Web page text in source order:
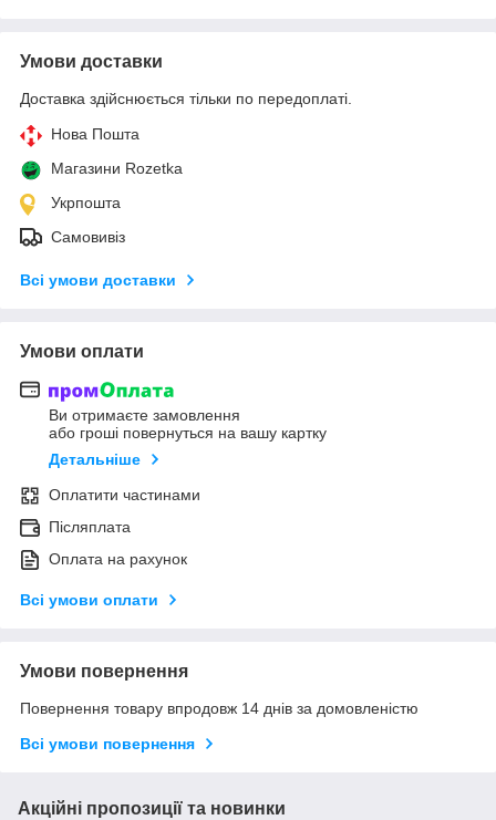
Умови доставки
Доставка здійснюється тільки по передоплаті.
Нова Пошта
Магазини Rozetka
Укрпошта
Самовивіз
Всі умови доставки
Умови оплати
Ви отримаєте замовлення
або гроші повернуться на вашу картку
Детальніше
Оплатити частинами
Післяплата
Оплата на рахунок
Всі умови оплати
Умови повернення
Повернення товару впродовж 14 днів за домовленістю
Всі умови повернення
Акційні пропозиції та новинки